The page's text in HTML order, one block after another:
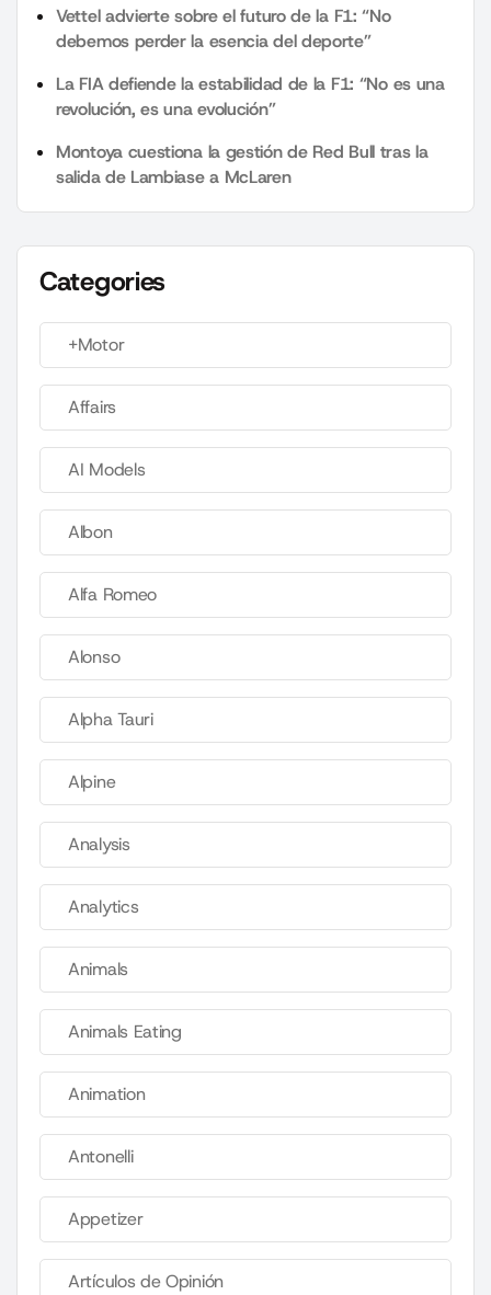
Vettel advierte sobre el futuro de la F1: “No
debemos perder la esencia del deporte”
La FIA defiende la estabilidad de la F1: “No es una
revolución, es una evolución”
Montoya cuestiona la gestión de Red Bull tras la
salida de Lambiase a McLaren
Categories
+Motor
Affairs
AI Models
Albon
Alfa Romeo
Alonso
Alpha Tauri
Alpine
Analysis
Analytics
Animals
Animals Eating
Animation
Antonelli
Appetizer
Artículos de Opinión